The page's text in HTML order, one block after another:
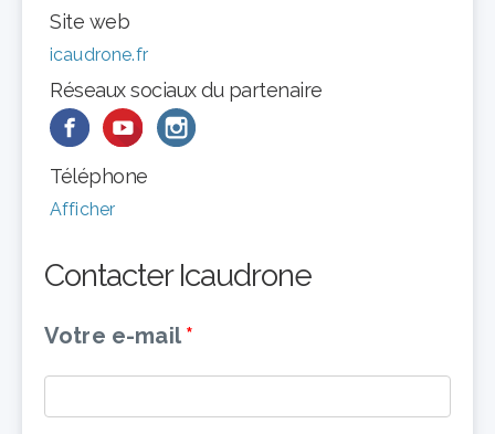
Site web
icaudrone.fr
Réseaux sociaux du partenaire
Téléphone
Afficher
Contacter Icaudrone
Votre e-mail